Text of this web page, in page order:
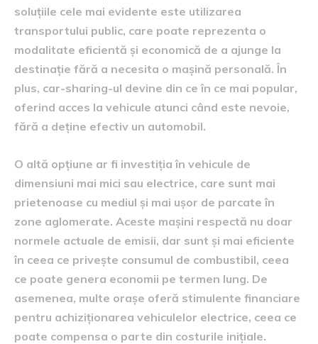
soluțiile cele mai evidente este utilizarea
transportului public, care poate reprezenta o
modalitate eficientă și economică de a ajunge la
destinație fără a necesita o mașină personală. În
plus, car-sharing-ul devine din ce în ce mai popular,
oferind acces la vehicule atunci când este nevoie,
fără a deține efectiv un automobil.
O altă opțiune ar fi investiția în vehicule de
dimensiuni mai mici sau electrice, care sunt mai
prietenoase cu mediul și mai ușor de parcate în
zone aglomerate. Aceste mașini respectă nu doar
normele actuale de emisii, dar sunt și mai eficiente
în ceea ce privește consumul de combustibil, ceea
ce poate genera economii pe termen lung. De
asemenea, multe orașe oferă stimulente financiare
pentru achiziționarea vehiculelor electrice, ceea ce
poate compensa o parte din costurile inițiale.